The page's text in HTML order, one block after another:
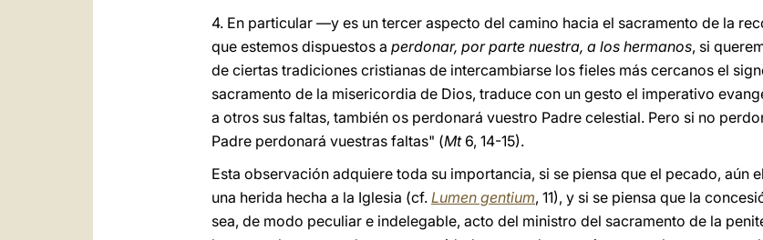
4. En particular —y es un tercer aspecto del camino hacia el sacramento de la
que estemos dispuestos a perdonar, por parte nuestra, a los hermanos, si
de ciertas tradiciones cristianas de intercambiarse los fieles más cercanos el
sacramento de la misericordia de Dios, traduce con un gesto el imperativo
a otros sus faltas, también os perdonará vuestro Padre celestial. Pero si no
Padre perdonará vuestras faltas" (Mt6, 14-15).
Esta observación adquiere toda su importancia, si se piensa que el pecado, aún
una herida hecha a la Iglesia (cf. Lumen gentium, 11), y si se piensa que la
sea, de modo peculiar e indelegable, acto del ministro del sacramento de la